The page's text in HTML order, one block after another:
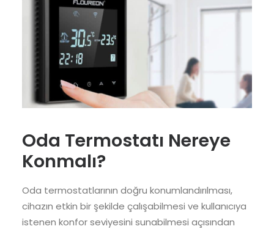
Oda Termostatı Nereye
Konmalı?
Oda termostatlarının doğru konumlandırılması,
cihazın etkin bir şekilde çalışabilmesi ve kullanıcıya
istenen konfor seviyesini sunabilmesi açısından